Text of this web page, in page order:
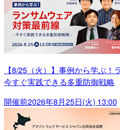
【8/25（火）】事例から学ぶ！
今すぐ実践できる多重防御戦略
開催前2026年8月25日(火) 13:00